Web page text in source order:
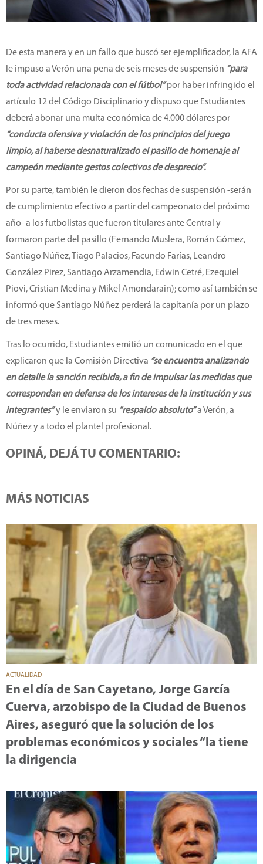
De esta manera y en un fallo que buscó ser ejemplificador, la AFA
le impuso a Verón una pena de seis meses de suspensión “para
toda actividad relacionada con el fútbol”por haber infringido el
artículo 12 del Código Disciplinario y dispuso que Estudiantes
deberá abonar una multa económica de 4.000 dólares por
“conducta ofensiva y violación de los principios del juego
limpio, al haberse desnaturalizado el pasillo de homenaje al
campeón mediante gestos colectivos de desprecio”.
Por su parte, también le dieron dos fechas de suspensión -serán
de cumplimiento efectivo a partir del campeonato del próximo
año- a los futbolistas que fueron titulares ante Central y
formaron parte del pasillo (Fernando Muslera, Román Gómez,
Santiago Núñez, Tiago Palacios, Facundo Farías, Leandro
González Pirez, Santiago Arzamendia, Edwin Cetré, Ezequiel
Piovi, Cristian Medina y Mikel Amondarain); como así también se
informó que Santiago Núñez perderá la capitanía por un plazo
de tres meses.
Tras lo ocurrido, Estudiantes emitió un comunicado en el que
explicaron que la Comisión Directiva “se encuentra analizando
en detalle la sanción recibida, a fin de impulsar las medidas que
correspondan en defensa de los intereses de la institución y sus
integrantes”y le enviaron su “respaldo absoluto”a Verón, a
Núñez y a todo el plantel profesional.
OPINÁ, DEJÁ TU COMENTARIO:
MÁS NOTICIAS
ACTUALIDAD
En el día de San Cayetano, Jorge García
Cuerva, arzobispo de la Ciudad de Buenos
Aires, aseguró que la solución de los
problemas económicos y sociales “la tiene
la dirigencia